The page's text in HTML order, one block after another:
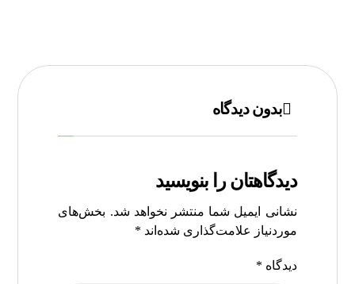
بدون دیدگاه
دیدگاهتان را بنویسید
نشانی ایمیل شما منتشر نخواهد شد. بخش‌های
موردنیاز علامت‌گذاری شده‌اند *
دیدگاه *